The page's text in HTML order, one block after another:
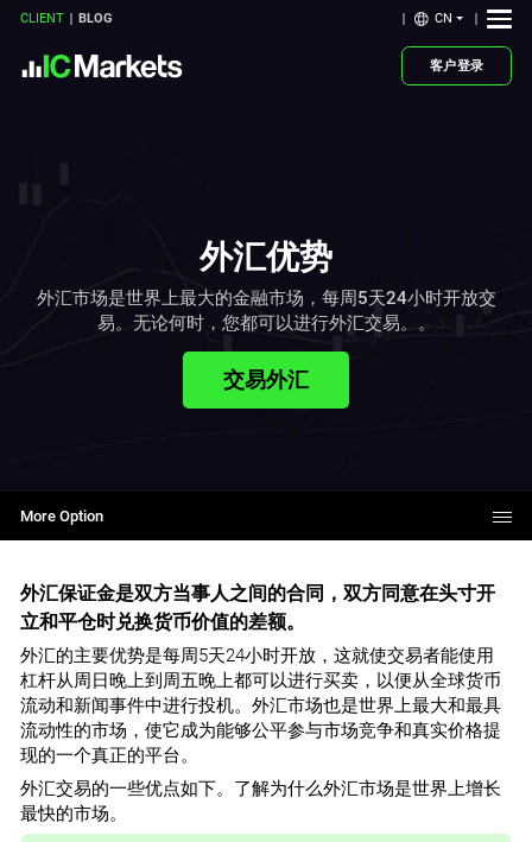
CLIENT BLOG CN
客户登录
外汇优势
外汇市场是世界上最大的金融市场，每周5天24小时开放交
易。无论何时，您都可以进行外汇交易。。
交易外汇
More Option
外汇保证金是双方当事人之间的合同，双方同意在头寸开
立和平仓时兑换货币价值的差额。
外汇的主要优势是每周5天24小时开放，这就使交易者能使用
杠杆从周日晚上到周五晚上都可以进行买卖，以便从全球货币
流动和新闻事件中进行投机。外汇市场也是世界上最大和最具
流动性的市场，使它成为能够公平参与市场竞争和真实价格提
现的一个真正的平台。
外汇交易的一些优点如下。了解为什么外汇市场是世界上增长
最快的市场。